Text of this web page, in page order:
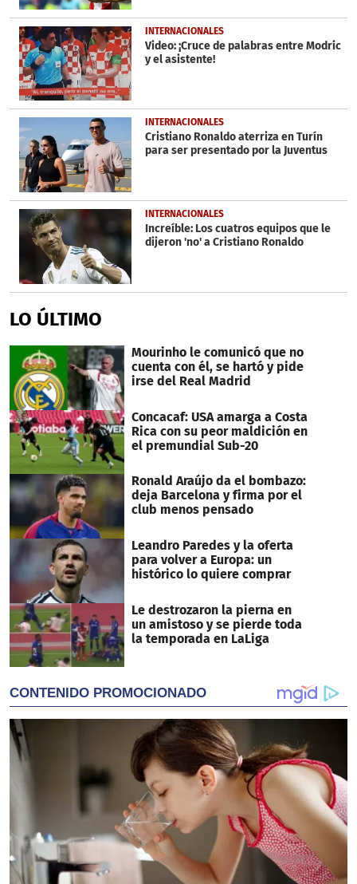
INTERNACIONALES
Video: ¡Cruce de palabras entre Modric
y el asistente!
INTERNACIONALES
Cristiano Ronaldo aterriza en Turín
para ser presentado por la Juventus
INTERNACIONALES
Increíble: Los cuatros equipos que le
dijeron 'no' a Cristiano Ronaldo
LO ÚLTIMO
Mourinho le comunicó que no
cuenta con él, se hartó y pide
irse del Real Madrid
Concacaf: USA amarga a Costa
Rica con su peor maldición en
el premundial Sub-20
Ronald Araújo da el bombazo:
deja Barcelona y firma por el
club menos pensado
Leandro Paredes y la oferta
para volver a Europa: un
histórico lo quiere comprar
Le destrozaron la pierna en
un amistoso y se pierde toda
la temporada en LaLiga